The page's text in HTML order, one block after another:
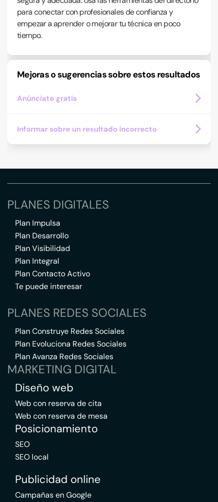
para conectar con profesionales de confianza y
empezar a aprender o mejorar tu técnica en poco
tiempo.
Mejoras o sugerencias sobre estos resultados
Anúnciate gratis
Informar sobre un resultado incorrecto
PLANES DIGITALES
Plan Impulsa
Plan Desarrollo
Plan Visibilidad
Plan Integral
Plan Contacto Activo
Te puede interesar
PLANES REDES SOCIALES
Plan Construye Redes Sociales
Plan Evoluciona Redes Sociales
Plan Avanza Redes Sociales
MARKETING DIGITAL
Diseño web
Web con reserva de cita
Web con reserva de mesa
Posicionamiento
SEO
SEO local
Publicidad online
Campañas en Google